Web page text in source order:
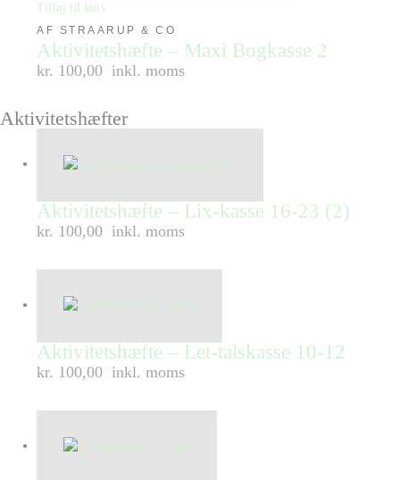
Tilføj til kurv
AF STRAARUP & CO
Aktivitetshæfte – Maxi Bogkasse 2
kr. 100,00 inkl. moms
Aktivitetshæfter
Aktivitetshæfte – Lix-kasse 16-23 (2)
kr. 100,00 inkl. moms
Aktivitetshæfte – Let-talskasse 10-12
kr. 100,00 inkl. moms